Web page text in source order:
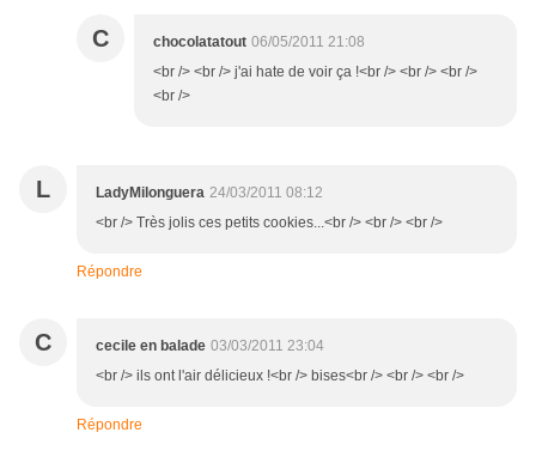
C chocolatatout 06/05/2011 21:08
<br /> <br /> j'ai hate de voir ça !<br /> <br /> <br />
<br />
L LadyMilonguera 24/03/2011 08:12
<br /> Très jolis ces petits cookies...<br /> <br /> <br />
Répondre
C cecile en balade 03/03/2011 23:04
<br /> ils ont l'air délicieux !<br /> bises<br /> <br /> <br />
Répondre